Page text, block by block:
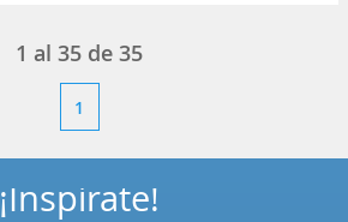
1 al 35 de 35
1
¡Inspírate!